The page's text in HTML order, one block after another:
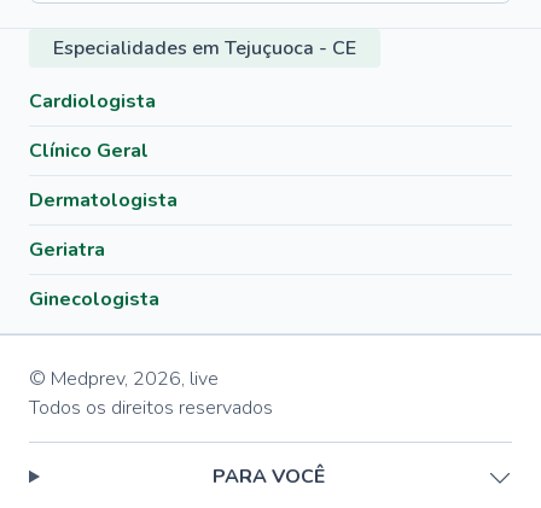
Especialidades em Tejuçuoca - CE
Cardiologista
Clínico Geral
Dermatologista
Geriatra
Ginecologista
© Medprev, 2026, live
Todos os direitos reservados
PARA VOCÊ